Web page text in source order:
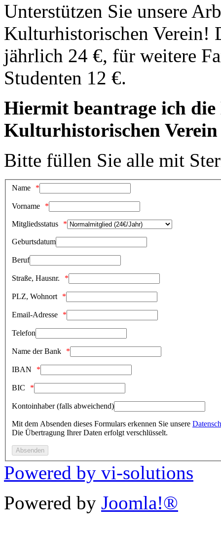
Unterstützen Sie unsere
Kulturhistorischen Verein!
jährlich 24 €, für weitere
Studenten 12 €.
Hiermit beantrage ich
Kulturhistorischen
Bitte füllen Sie alle mit
Name
Vorname
Mitgliedsstatus
Geburtsdatum
Beruf
Straße, Hausnr.
PLZ, Wohnort
Email-Adresse
Telefon
Name der Bank
IBAN
BIC
Kontoinhaber (falls abweichend)
Mit dem Absenden dieses Formulars erkennen Sie unsere
Die Übertragung Ihrer Daten erfolgt verschlüsselt.
Powered by vi-solutions
Powered by Joomla!®